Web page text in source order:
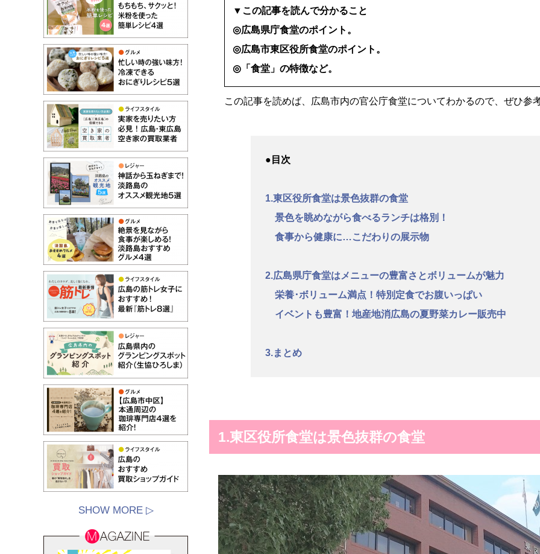
▼この記事を読んで分かること
◎広島県庁食堂のポイント。
◎広島市東区役所食堂のポイント。
◎「食堂」の特徴など。
この記事を読めば、広島市内の官公庁食堂についてわかるので、ぜひ参
●目次
1.東区役所食堂は景色抜群の食堂
景色を眺めながら食べるランチは格別！
食事から健康に…こだわりの展示物
2.広島県庁食堂はメニューの豊富さとボリュームが魅力
栄養･ボリューム満点！特別定食でお腹いっぱい
イベントも豊富！地産地消広島の夏野菜カレー販売中
3.まとめ
1.東区役所食堂は景色抜群の食堂
SHOW MORE ▷